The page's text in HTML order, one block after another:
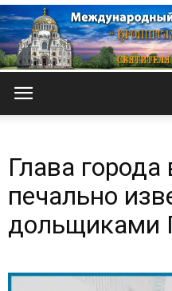
Глава города
печально
дольщиками